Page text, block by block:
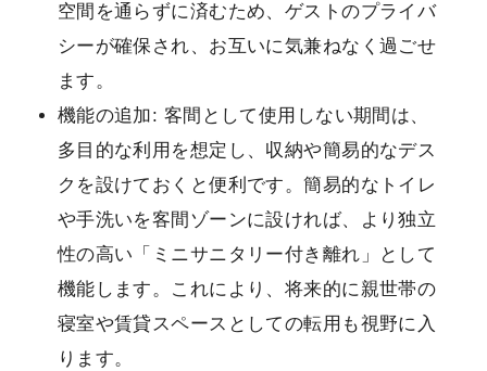
空間を通らずに済むため、ゲストのプライバ
シーが確保され、お互いに気兼ねなく過ごせ
ます。
機能の追加: 客間として使用しない期間は、
多目的な利用を想定し、収納や簡易的なデス
クを設けておくと便利です。簡易的なトイレ
や手洗いを客間ゾーンに設ければ、より独立
性の高い「ミニサニタリー付き離れ」として
機能します。これにより、将来的に親世帯の
寝室や賃貸スペースとしての転用も視野に入
ります。